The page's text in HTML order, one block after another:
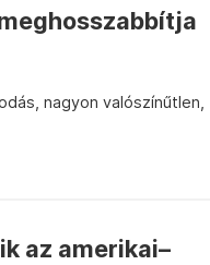
nagyon valószínűtlen,
az amerikai–